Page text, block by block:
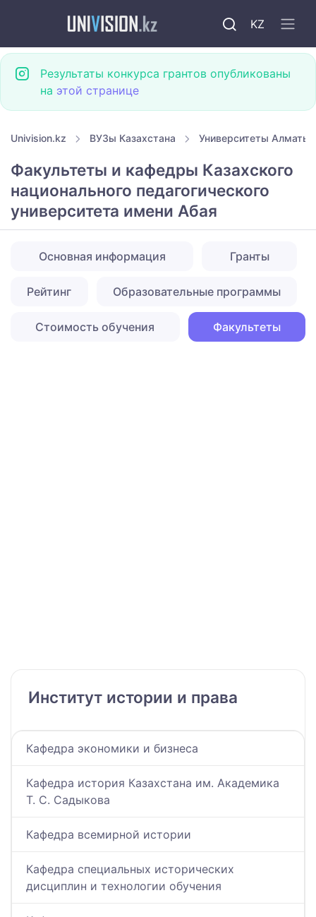
KZ
Результаты конкурса грантов опубликованы
на этой странице
Univision.kz ВУЗы Казахстана Университеты Алматы
Факультеты и кафедры Казахского
национального педагогического
университета имени Абая
Основная информация Гранты
Рейтинг Образовательные программы
Стоимость обучения Факультеты
Институт истории и права
Кафедра экономики и бизнеса
Кафедра история Казахстана им. Академика
Т. С. Садыкова
Кафедра всемирной истории
Кафедра специальных исторических
дисциплин и технологии обучения